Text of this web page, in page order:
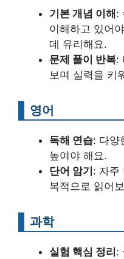
기본 개념 이해 :
이해하고 있어
데 유리해요.
문제 풀이 반복:
보며 실력을 키
영어
독해 연습: 다양
높여야 해요.
단어 암기 : 자주
복적으로 읽어
과학
실험 핵심 정리 :